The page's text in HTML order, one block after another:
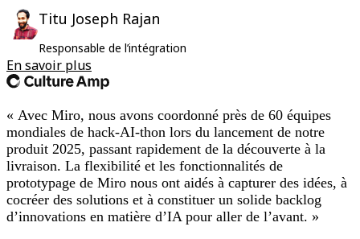
« Avec Miro, nous avons coordonné près de 60 équipes
mondiales de hack-AI-thon lors du lancement de notre
produit 2025, passant rapidement de la découverte à la
livraison. La flexibilité et les fonctionnalités de
prototypage de Miro nous ont aidés à capturer des idées, à
cocréer des solutions et à constituer un solide backlog
d’innovations en matière d’IA pour aller de l’avant. »
Titu Joseph Rajan
Responsable de l’intégration
En savoir plus